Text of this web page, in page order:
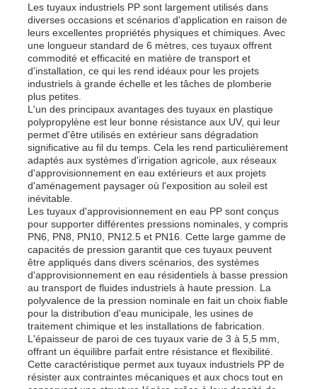
Les tuyaux industriels PP sont largement utilisés dans
diverses occasions et scénarios d'application en raison de
leurs excellentes propriétés physiques et chimiques. Avec
une longueur standard de 6 mètres, ces tuyaux offrent
commodité et efficacité en matière de transport et
d'installation, ce qui les rend idéaux pour les projets
industriels à grande échelle et les tâches de plomberie
plus petites.
L'un des principaux avantages des tuyaux en plastique
polypropylène est leur bonne résistance aux UV, qui leur
permet d'être utilisés en extérieur sans dégradation
significative au fil du temps. Cela les rend particulièrement
adaptés aux systèmes d'irrigation agricole, aux réseaux
d'approvisionnement en eau extérieurs et aux projets
d'aménagement paysager où l'exposition au soleil est
inévitable.
Les tuyaux d'approvisionnement en eau PP sont conçus
pour supporter différentes pressions nominales, y compris
PN6, PN8, PN10, PN12.5 et PN16. Cette large gamme de
capacités de pression garantit que ces tuyaux peuvent
être appliqués dans divers scénarios, des systèmes
d'approvisionnement en eau résidentiels à basse pression
au transport de fluides industriels à haute pression. La
polyvalence de la pression nominale en fait un choix fiable
pour la distribution d'eau municipale, les usines de
traitement chimique et les installations de fabrication.
L'épaisseur de paroi de ces tuyaux varie de 3 à 5,5 mm,
offrant un équilibre parfait entre résistance et flexibilité.
Cette caractéristique permet aux tuyaux industriels PP de
résister aux contraintes mécaniques et aux chocs tout en